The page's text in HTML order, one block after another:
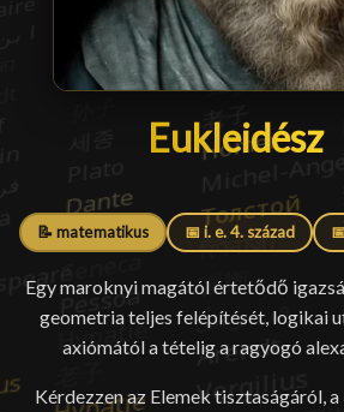
Eukleidész
Eukleidész█
📝 matematikus 📅 i. e. 4. század
Egy maroknyi magától értetődő
geometria teljes felépítését, logikai
axiómától a tételig a ragyogó
Kérdezzen az Elemek tisztaságáról,